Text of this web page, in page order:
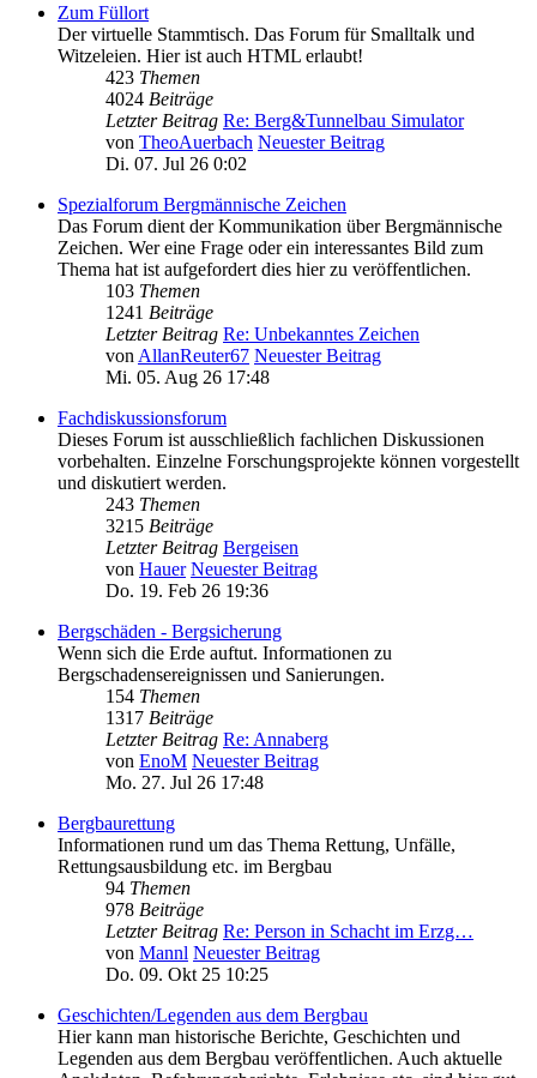
Zum Füllort
Der virtuelle Stammtisch. Das Forum für Smalltalk und
Witzeleien. Hier ist auch HTML erlaubt!
423 Themen
4024 Beiträge
Letzter Beitrag Re: Berg&Tunnelbau Simulator
von TheoAuerbach Neuester Beitrag
Di. 07. Jul 26 0:02
Spezialforum Bergmännische Zeichen
Das Forum dient der Kommunikation über Bergmännische
Zeichen. Wer eine Frage oder ein interessantes Bild zum
Thema hat ist aufgefordert dies hier zu veröffentlichen.
103 Themen
1241 Beiträge
Letzter Beitrag Re: Unbekanntes Zeichen
von AllanReuter67 Neuester Beitrag
Mi. 05. Aug 26 17:48
Fachdiskussionsforum
Dieses Forum ist ausschließlich fachlichen Diskussionen
vorbehalten. Einzelne Forschungsprojekte können vorgestellt
und diskutiert werden.
243 Themen
3215 Beiträge
Letzter Beitrag Bergeisen
von Hauer Neuester Beitrag
Do. 19. Feb 26 19:36
Bergschäden - Bergsicherung
Wenn sich die Erde auftut. Informationen zu
Bergschadensereignissen und Sanierungen.
154 Themen
1317 Beiträge
Letzter Beitrag Re: Annaberg
von EnoM Neuester Beitrag
Mo. 27. Jul 26 17:48
Bergbaurettung
Informationen rund um das Thema Rettung, Unfälle,
Rettungsausbildung etc. im Bergbau
94 Themen
978 Beiträge
Letzter Beitrag Re: Person in Schacht im Erzg…
von Mannl Neuester Beitrag
Do. 09. Okt 25 10:25
Geschichten/Legenden aus dem Bergbau
Hier kann man historische Berichte, Geschichten und
Legenden aus dem Bergbau veröffentlichen. Auch aktuelle